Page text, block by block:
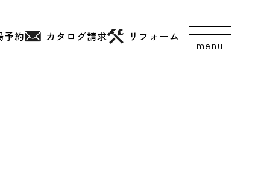
予約 カタログ請求 リフォーム